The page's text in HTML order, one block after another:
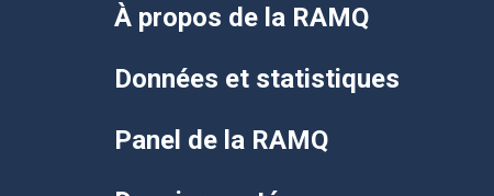
À propos de la RAMQ
Données et statistiques
Panel de la RAMQ